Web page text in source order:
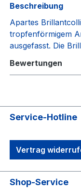
Beschreibung
Apartes
tropfenförmigem
ausgefasst. Die
Bewertungen
Service-Hotline
Vertrag
Shop-Service